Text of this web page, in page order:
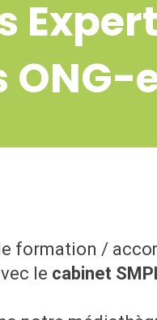
formation /
le cabinet